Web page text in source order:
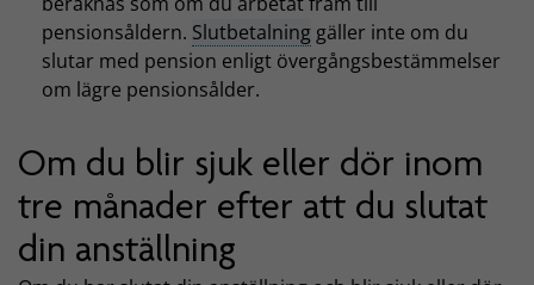
pensionsåldern. Slutbetalning gäller inte om du
slutar med pension enligt övergångsbestämmelser
om lägre pensionsålder.
Om du blir sjuk eller dör inom
tre månader efter att du slutat
din anställning